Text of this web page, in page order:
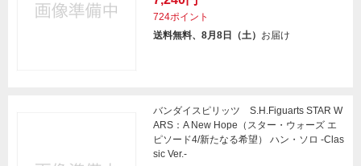
724ポイント
送料無料、8月8日（土） お届け
バンダイスピリッツ S.H.Figuarts STAR W
ARS：A New Hope（スター・ウォーズ エ
ピソード4/新たなる希望） ハン・ソロ -Clas
sic Ver.-